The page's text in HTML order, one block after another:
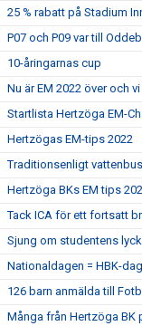
25 % rabatt på Stadium
P07 och P09 var till
10-åringarnas cup
Nu är EM 2022 över och
Startlista Hertzöga EM-
Hertzögas EM-tips 2022
Traditionsenligt
Hertzöga BKs EM tips
Tack ICA för ett fortsatt
Sjung om studentens
Nationaldagen = HBK-
126 barn anmälda till
Många från Hertzöga BK